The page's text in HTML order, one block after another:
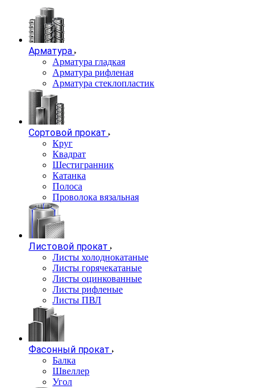
Арматура
Арматура гладкая
Арматура рифленая
Арматура стеклопластик
Сортовой прокат
Круг
Квадрат
Шестигранник
Катанка
Полоса
Проволока вязальная
Листовой прокат
Листы холоднокатаные
Листы горячекатаные
Листы оцинкованные
Листы рифленые
Листы ПВЛ
Фасонный прокат
Балка
Швеллер
Угол